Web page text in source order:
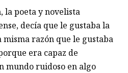
la poeta y novelista
decía que le gustaba la
misma razón que le gustaba
era capaz de
mundo ruidoso en algo